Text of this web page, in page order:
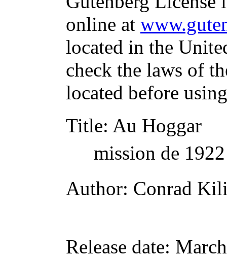
online at
located in the
check the laws of
located before
Title: Au Hoggar
mission de 1922
Author: Conrad
Release date: